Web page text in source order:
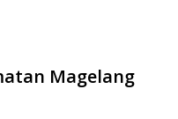
Magelang